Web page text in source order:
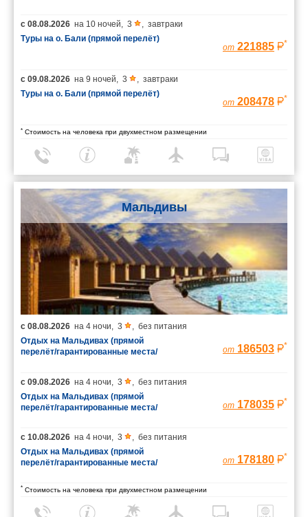
с 08.08.2026 на 10 ночей, 3 , завтраки
Туры на о. Бали (прямой перелёт)
от 221885 *
с 09.08.2026 на 9 ночей, 3 , завтраки
Туры на о. Бали (прямой перелёт)
от 208478 *
* Стоимость на человека при двухместном размещении
Мальдивы
с 08.08.2026 на 4 ночи 3
без питания
Отдых на Мальдивах (прямой
перелёт/гарантированные места/
от 186503 *
с 09.08.2026 на 4 ночи 3
без питания
Отдых на Мальдивах (прямой
перелёт/гарантированные места/
от 178035 *
с 10.08.2026 на 4 ночи 3
без питания
Отдых на Мальдивах (прямой
перелёт/гарантированные места/
от 178180 *
* Стоимость на человека при двухместном размещении